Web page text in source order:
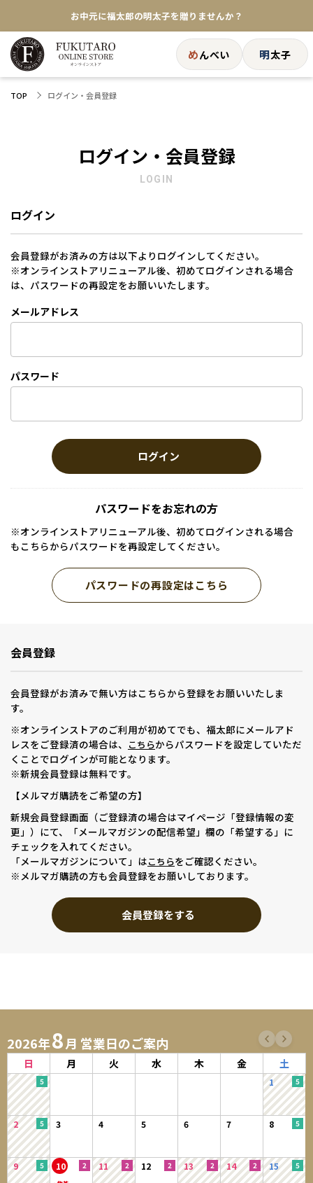
お中元に福太郎の明太子を贈りませんか？
★めんべい25周年記念商品が登場★
【色々な味を試したい方へ】ポストイン！めんべい
めんべい 明太子
TOP ログイン・会員登録
ログイン・会員登録
LOGIN
ログイン
会員登録がお済みの方は以下よりログインしてください。
※オンラインストアリニューアル後、初めてログインされる場合
は、パスワードの再設定をお願いいたします。
メールアドレス
パスワード
ログイン
パスワードをお忘れの方
※オンラインストアリニューアル後、初めてログインされる場合
もこちらからパスワードを再設定してください。
パスワードの再設定はこちら
会員登録
会員登録がお済みで無い方はこちらから登録をお願いいたしま
す。
※オンラインストアのご利用が初めてでも、福太郎にメールアド
レスをご登録済の場合は、 こちらからパスワードを設定していただ
くことでログインが可能となります。
※新規会員登録は無料です。
【メルマガ購読をご希望の方】
新規会員登録画面（ご登録済の場合はマイページ「登録情報の変
更」）にて、「メールマガジンの配信希望」欄の「希望する」に
チェックを入れてください。
「メールマガジンについて」はこちらをご確認ください。
※メルマガ購読の方も会員登録をお願いしております。
会員登録をする
2026年8月 営業日のご案内
日 月 火 水 木 金 土
1
2 3 4 5 6 7 8
9 10 11 12 13 14 15